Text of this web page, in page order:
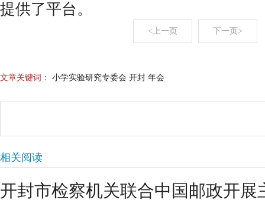
提供了平台。
<上一页 下一页>
文章关键词： 小学实验研究专委会 开封 年会
相关阅读
开封市检察机关联合中国邮政开展